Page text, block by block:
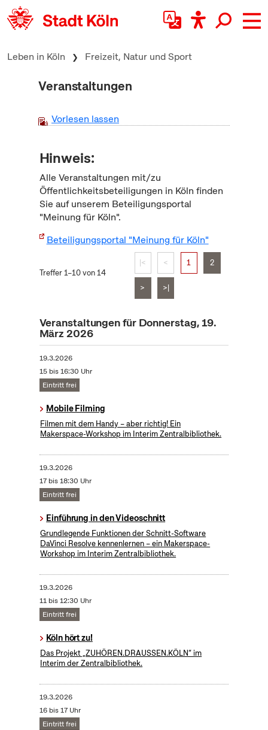
zum Inhalt springen
Leben in Köln Freizeit, Natur und Sport
Veranstaltungen
Vorlesen lassen
Hinweis:
Alle Veranstaltungen mit/zu
Öffentlichkeitsbeteiligungen in Köln finden
Sie auf unserem Beteiligungsportal
"Meinung für Köln".
Beteiligungsportal "Meinung für Köln"
Treffer 1–10 von 14
|< < 1 2
> >|
Veranstaltungen für Donnerstag, 19.
März 2026
19.3.2026
15 bis 16:30 Uhr
Eintritt frei
Mobile Filming
Filmen mit dem Handy – aber richtig! Ein
Makerspace-Workshop im Interim Zentralbibliothek.
19.3.2026
17 bis 18:30 Uhr
Eintritt frei
Einführung in den Videoschnitt
Grundlegende Funktionen der Schnitt-Software
DaVinci Resolve kennenlernen – ein Makerspace-
Workshop im Interim Zentralbibliothek.
19.3.2026
11 bis 12:30 Uhr
Eintritt frei
Köln hört zu!
Das Projekt „ZUHÖREN.DRAUSSEN.KÖLN“ im
Interim der Zentralbibliothek.
19.3.2026
16 bis 17 Uhr
Eintritt frei